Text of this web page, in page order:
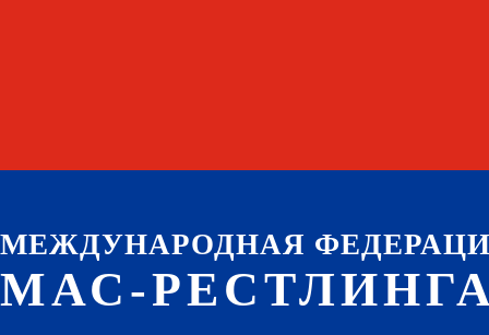
МЕЖДУНАРОДНАЯ
МАС-